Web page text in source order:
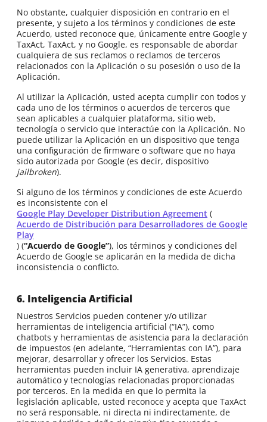
No obstante, cualquier disposición en contrario en el
presente, y sujeto a los términos y condiciones de este
Acuerdo, usted reconoce que, únicamente entre Google y
TaxAct, TaxAct, y no Google, es responsable de abordar
cualquiera de sus reclamos o reclamos de terceros
relacionados con la Aplicación o su posesión o uso de la
Aplicación.
Al utilizar la Aplicación, usted acepta cumplir con todos y
cada uno de los términos o acuerdos de terceros que
sean aplicables a cualquier plataforma, sitio web,
tecnología o servicio que interactúe con la Aplicación. No
puede utilizar la Aplicación en un dispositivo que tenga
una configuración de firmware o software que no haya
sido autorizada por Google (es decir, dispositivo
jailbroken).
Si alguno de los términos y condiciones de este Acuerdo
es inconsistente con el
Google Play Developer Distribution Agreement (
Acuerdo de Distribución para Desarrolladores de Google
Play
) (“Acuerdo de Google”), los términos y condiciones del
Acuerdo de Google se aplicarán en la medida de dicha
inconsistencia o conflicto.
6. Inteligencia Artificial
Nuestros Servicios pueden contener y/o utilizar
herramientas de inteligencia artificial (“IA”), como
chatbots y herramientas de asistencia para la declaración
de impuestos (en adelante, “Herramientas con IA”), para
mejorar, desarrollar y ofrecer los Servicios. Estas
herramientas pueden incluir IA generativa, aprendizaje
automático y tecnologías relacionadas proporcionadas
por terceros. En la medida en que lo permita la
legislación aplicable, usted reconoce y acepta que TaxAct
no será responsable, ni directa ni indirectamente, de